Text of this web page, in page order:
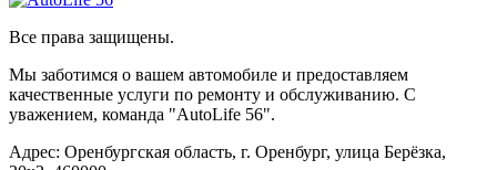
Все права защищены.
Мы заботимся о вашем автомобиле и предоставляем
качественные услуги по ремонту и обслуживанию. С
уважением, команда "AutoLife 56".
Адрес: Оренбургская область, г. Оренбург, улица Берёзка,